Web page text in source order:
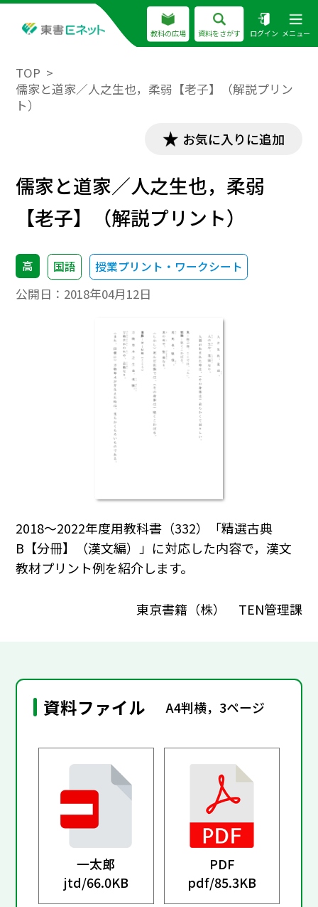
教科の広場 資料をさがす ログイン メニュー
TOP
儒家と道家／人之生也，柔弱【老子】（解説プリン
ト）
お気に入りに追加
儒家と道家／人之生也，柔弱
【老子】（解説プリント）
高 国語 授業プリント・ワークシート
公開日： 2018年04月12日
2018～2022年度用教科書（332）「精選古典
B【分冊】（漢文編）」に対応した内容で，漢文
教材プリント例を紹介します。
東京書籍（株） TEN管理課
資料ファイル A4判横，3ページ
一太郎
jtd/66.0KB
PDF
pdf/85.3KB